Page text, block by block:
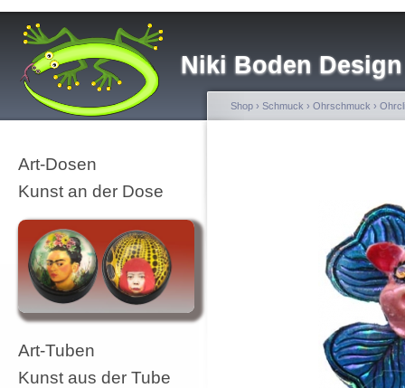
Niki Boden Design
Art-Dosen
Kunst an der Dose
Art-Tuben
Kunst aus der Tube
Shop › Schmuck › Ohrschmuck ›